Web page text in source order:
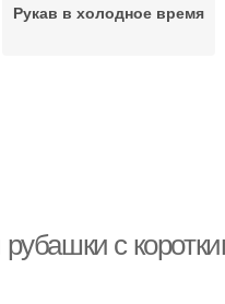
Рукав в холодное время
с